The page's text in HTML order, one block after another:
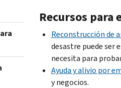
Recursos
Reconstrucción de
desastre puede ser
necesita para
Ayuda y alivio por
y negocios.